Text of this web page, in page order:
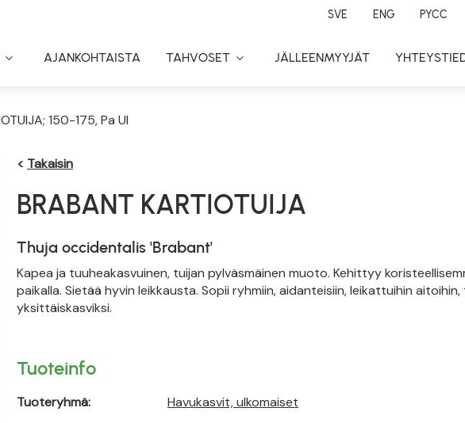
SVE ENG PYCC
Toggle
AJANKOHTAISTA TAHVOSET
Toggle
JÄLLEENMYYJÄT
150-175, Pa Ul
< Takaisin
BRABANT KARTIOTUIJA
Thuja occidentalis 'Brabant'
Kapea ja tuuheakasvuinen, tuijan pylväsmäinen muoto. Kehittyy
paikalla. Sietää hyvin leikkausta. Sopii ryhmiin, aidanteisiin, leikattuihin
yksittäiskasviksi.
Tuoteinfo
Tuoteryhmä:
Havukasvit, ulkomaiset